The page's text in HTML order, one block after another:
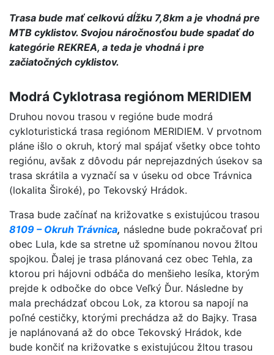
Trasa bude mať celkovú dĺžku 7,8km a je vhodná pre
MTB cyklistov. Svojou náročnosťou bude spadať do
kategórie REKREA, a teda je vhodná i pre
začiatočných cyklistov.
Modrá Cyklotrasa regiónom MERIDIEM
Druhou novou trasou v regióne bude modrá
cykloturistická trasa regiónom MERIDIEM. V prvotnom
pláne išlo o okruh, ktorý mal spájať všetky obce tohto
regiónu, avšak z dôvodu pár neprejazdných úsekov sa
trasa skrátila a vyznačí sa v úseku od obce Trávnica
(lokalita Široké), po Tekovský Hrádok.
Trasa bude začínať na križovatke s existujúcou trasou
8109 – Okruh Trávnica, následne bude pokračovať pri
obec Lula, kde sa stretne už spomínanou novou žltou
spojkou. Ďalej je trasa plánovaná cez obec Tehla, za
ktorou pri hájovni odbáča do menšieho lesíka, ktorým
prejde k odbočke do obce Veľký Ďur. Následne by
mala prechádzať obcou Lok, za ktorou sa napojí na
poľné cestičky, ktorými prechádza až do Bajky. Trasa
je naplánovaná až do obce Tekovský Hrádok, kde
bude končiť na križovatke s existujúcou žltou trasou